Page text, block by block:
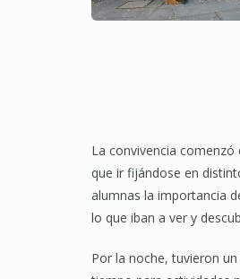
La convivencia comenzó
que ir fijándose en
alumnas la importancia
lo que iban a ver y
Por la noche, tuvieron